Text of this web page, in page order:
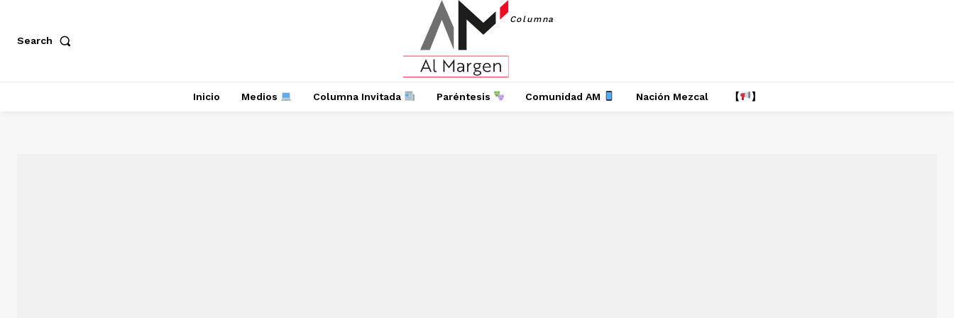
Search
Columna
Inicio Medios Columna Invitada Paréntesis Comunidad AM Nación Mezcal 【 】